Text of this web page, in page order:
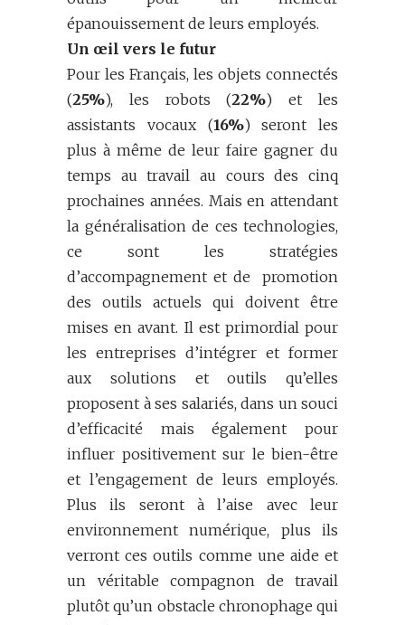
épanouissement de leurs employés.
Un œil vers le futur
Pour les Français, les objets connectés
(25%), les robots (22%) et les
assistants vocaux (16%) seront les
plus à même de leur faire gagner du
temps au travail au cours des cinq
prochaines années. Mais en attendant
la généralisation de ces technologies,
ce sont les stratégies
d’accompagnement et de promotion
des outils actuels qui doivent être
mises en avant. Il est primordial pour
les entreprises d’intégrer et former
aux solutions et outils qu’elles
proposent à ses salariés, dans un souci
d’efficacité mais également pour
influer positivement sur le bien-être
et l’engagement de leurs employés.
Plus ils seront à l’aise avec leur
environnement numérique, plus ils
verront ces outils comme une aide et
un véritable compagnon de travail
plutôt qu’un obstacle chronophage qui